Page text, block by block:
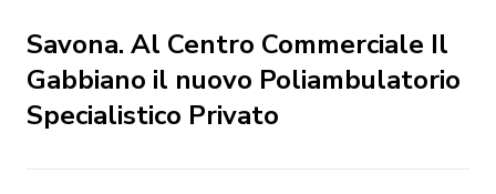
Savona. Al Centro Commerciale Il
Gabbiano il nuovo Poliambulatorio
Specialistico Privato